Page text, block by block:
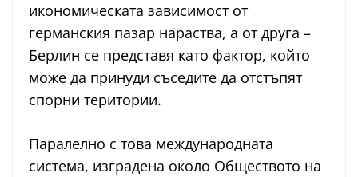
икономическата зависимост от
германския пазар нараства, а от друга –
Берлин се представя като фактор, който
може да принуди съседите да отстъпят
спорни територии.
Паралелно с това международната
система, изградена около Обществото на